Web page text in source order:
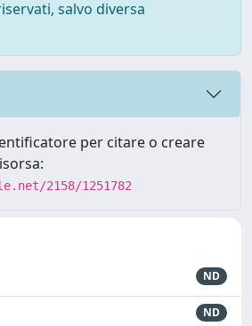
salvo diversa
per citare o creare
2158/1251782
ND
ND